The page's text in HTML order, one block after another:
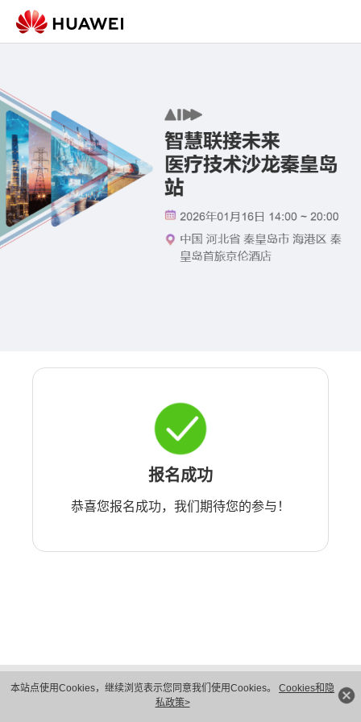
本站点使用Cookies，继续浏览表示您同意我们使用Cookies。 Cookies和隐
私政策>
报名成功
恭喜您报名成功，我们期待您的参与！
版权所有 © 华为技术有限公司 1998-2026。 保留一切权利。粤A2-20044005号
隐私保护